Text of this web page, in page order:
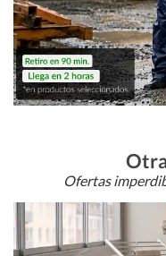
Ofertas